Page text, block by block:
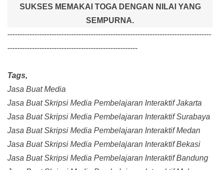
SUKSES MEMAKAI TOGA DENGAN NILAI YANG
SEMPURNA.
-----------------------------------------------------------------------------------
-----------------------------------------------------
Tags,
Jasa Buat Media
Jasa Buat Skripsi Media Pembelajaran Interaktif Jakarta
Jasa Buat Skripsi Media Pembelajaran Interaktif Surabaya
Jasa Buat Skripsi Media Pembelajaran Interaktif Medan
Jasa Buat Skripsi Media Pembelajaran Interaktif Bekasi
Jasa Buat Skripsi Media Pembelajaran Interaktif Bandung